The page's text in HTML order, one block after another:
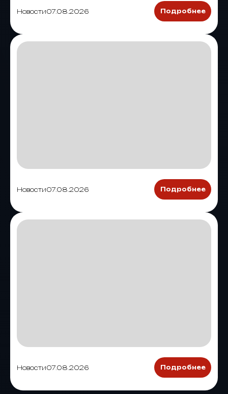
Новости07.08.2026 Подробнее
Новости07.08.2026 Подробнее
Новости07.08.2026 Подробнее